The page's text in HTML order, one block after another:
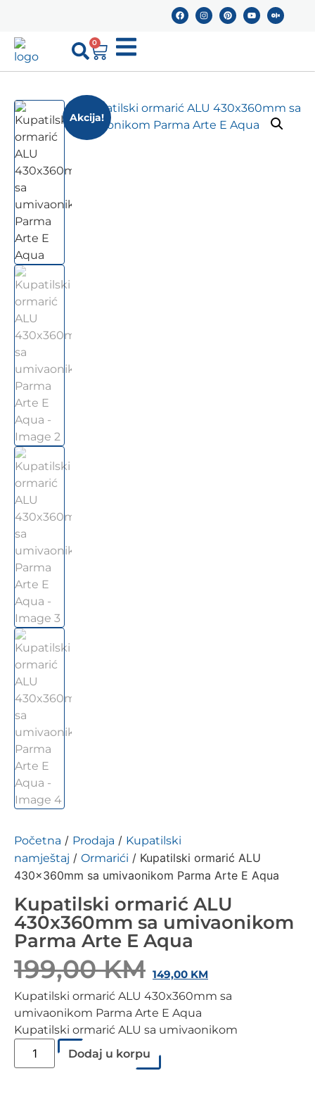
0
Akcija!
Početna / Prodaja / Kupatilski
namještaj / Ormarići / Kupatilski ormarić ALU
430x360mm sa umivaonikom Parma Arte E Aqua
Kupatilski ormarić ALU
430x360mm sa umivaonikom
Parma Arte E Aqua
199,00KM 149,00 KM
Kupatilski ormarić ALU 430x360mm sa
umivaonikom Parma Arte E Aqua
Kupatilski ormarić ALU sa umivaonikom
Dodaj u korpu